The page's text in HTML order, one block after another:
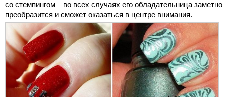
со стемпингом – во всех случаях его обладательница заметно
преобразится и сможет оказаться в центре внимания.